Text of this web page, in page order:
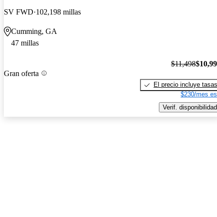
SV FWD 102,198 millas
Cumming, GA
47 millas
Gran oferta
$11,498
El precio incluye tasas
$230/mes
Verif. disponibilidad